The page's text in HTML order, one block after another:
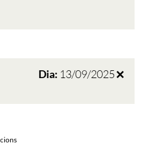
Dia: 13/09/2025